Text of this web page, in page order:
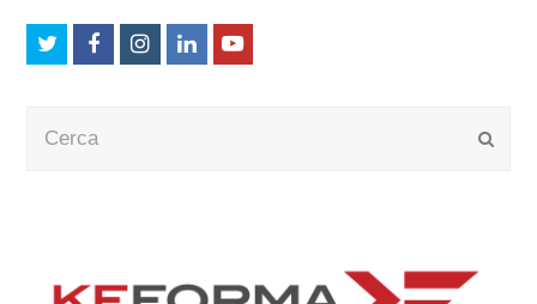
TwitterFacebookInstagram
LinkedInYoutube